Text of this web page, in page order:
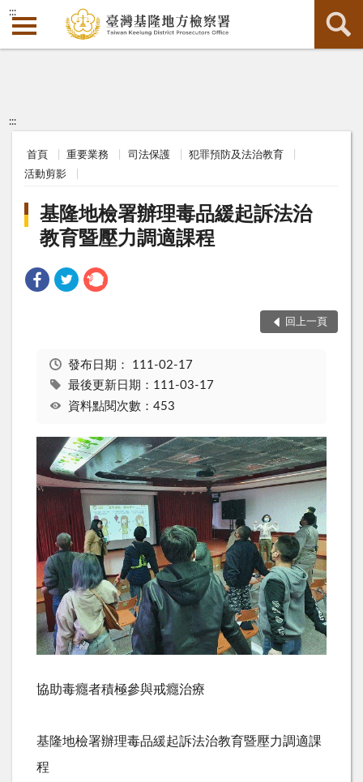
:::
:::
首頁 重要業務 司法保護
犯罪預防及法治教育
活動剪影
基隆地檢署辦理毒品緩起訴法治
教育暨壓力調適課程
回上一頁
發布日期： 111-02-17
最後更新日期：111-03-17
資料點閱次數：453
協助毒癮者積極參與戒癮治療
基隆地檢署辦理毒品緩起訴法治教育暨壓力調適課
程